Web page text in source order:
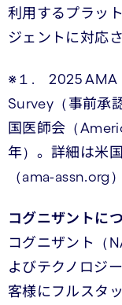
利用するプラッ
ジェントに対応
※１. 2025 AMA
Survey（事前承
国医師会（
年）。詳細は米
（ama-assn.org
コグニザントに
コグニザント（
よびテクノロジ
客様にフルスタ